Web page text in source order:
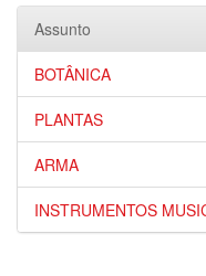
Assunto
BOTÂNICA
PLANTAS
ARMA
INSTRUMENTOS